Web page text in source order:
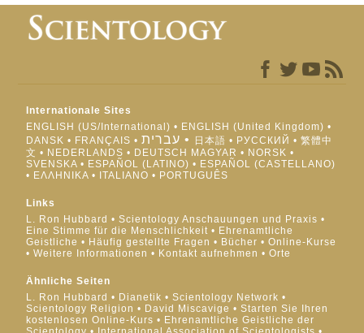
Internationale Sites
ENGLISH (US/International)
ENGLISH (United Kingdom)
DANSK
FRANÇAIS עברית 日本語 РУССКИЙ
繁體中
文
NEDERLANDS DEUTSCH MAGYAR
NORSK
SVENSKA
ESPAÑOL (LATINO)
ESPAÑOL (CASTELLANO)
ΕΛΛΗΝΙΚA
ITALIANO PORTUGUÊS
Links
L. Ron Hubbard
Scientology Anschauungen und Praxis
Eine Stimme für die Menschlichkeit
Ehrenamtliche
Geistliche
Häufig gestellte Fragen Bücher
Online-Kurse
Weitere Informationen
Kontakt aufnehmen Orte
Ähnliche Seiten
L. Ron Hubbard
Dianetik
Scientology Network
Scientology Religion
David Miscavige
Starten Sie Ihren
kostenlosen Online-Kurs
Ehrenamtliche Geistliche der